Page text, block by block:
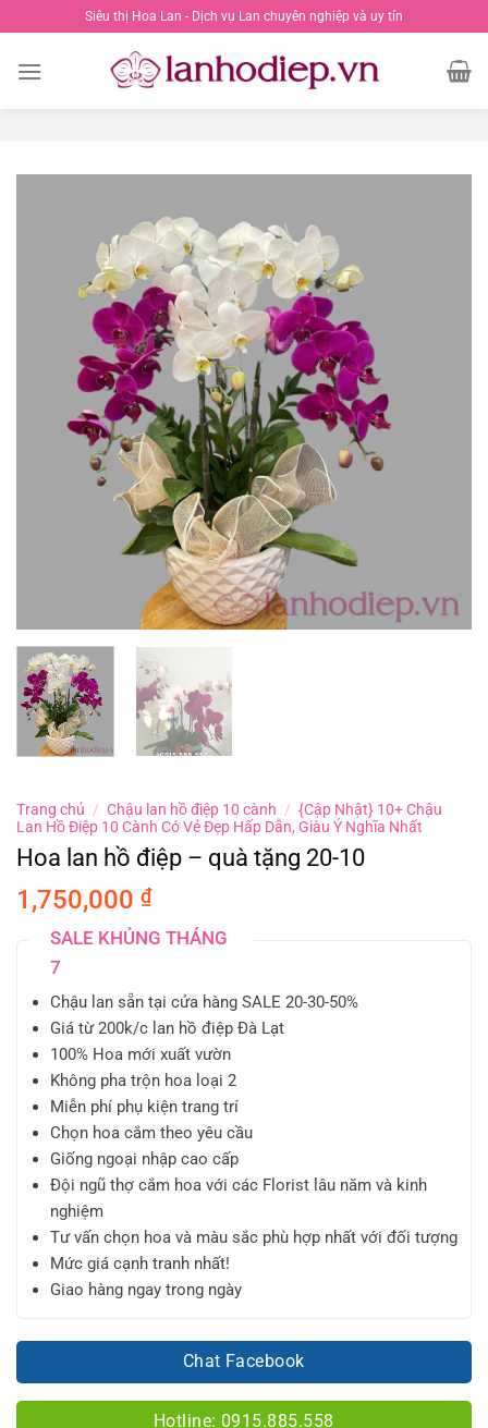
đến
nội
Siêu thị Hoa Lan - Dịch vụ Lan chuyên nghiệp và uy tín
Trang chủ / Chậu lan hồ điệp 10 cành / {Cập Nhật} 10+ Chậu
Lan Hồ Điệp 10 Cành Có Vẻ Đẹp Hấp Dẫn, Giàu Ý Nghĩa Nhất
Hoa lan hồ điệp – quà tặng 20-10
1,750,000 ₫
SALE KHỦNG THÁNG
7
Chậu lan sẵn tại cửa hàng SALE 20-30-50%
Giá từ 200k/c lan hồ điệp Đà Lạt
100% Hoa mới xuất vườn
Không pha trộn hoa loại 2
Miễn phí phụ kiện trang trí
Chọn hoa cắm theo yêu cầu
Giống ngoại nhập cao cấp
Đội ngũ thợ cắm hoa với các Florist lâu năm và kinh
nghiệm
Tư vấn chọn hoa và màu sắc phù hợp nhất với đối tượng
Mức giá cạnh tranh nhất!
Giao hàng ngay trong ngày
Chat Facebook
Hotline: 0915.885.558